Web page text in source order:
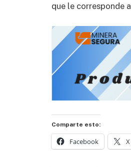
que le corresponde
Comparte esto:
Facebook X